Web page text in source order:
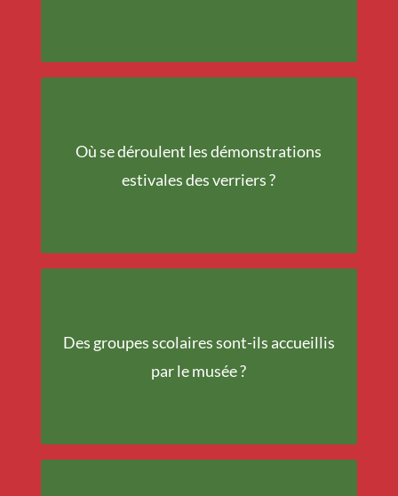
Où se déroulent les démonstrations
estivales des verriers ?
Dans l'appentis de la
cour du musée
Des groupes scolaires sont-ils accueillis
par le musée ?
Oui